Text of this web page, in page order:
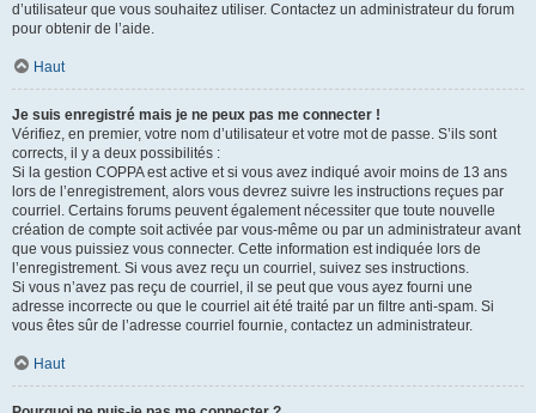
d’utilisateur que vous souhaitez utiliser. Contactez un administrateur du forum
pour obtenir de l’aide.
Haut
Je suis enregistré mais je ne peux pas me connecter !
Vérifiez, en premier, votre nom d’utilisateur et votre mot de passe. S’ils sont
corrects, il y a deux possibilités :
Si la gestion COPPA est active et si vous avez indiqué avoir moins de 13 ans
lors de l’enregistrement, alors vous devrez suivre les instructions reçues par
courriel. Certains forums peuvent également nécessiter que toute nouvelle
création de compte soit activée par vous-même ou par un administrateur avant
que vous puissiez vous connecter. Cette information est indiquée lors de
l’enregistrement. Si vous avez reçu un courriel, suivez ses instructions.
Si vous n’avez pas reçu de courriel, il se peut que vous ayez fourni une
adresse incorrecte ou que le courriel ait été traité par un filtre anti-spam. Si
vous êtes sûr de l’adresse courriel fournie, contactez un administrateur.
Haut